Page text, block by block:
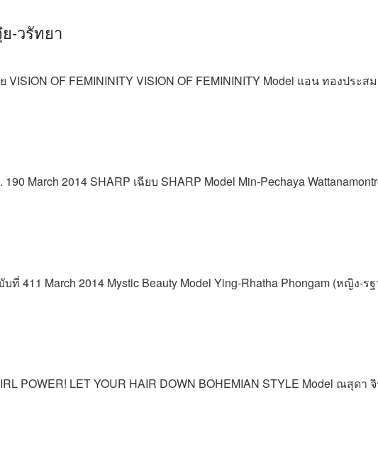
-วรัทยา
OF FEMININITY VISION OF FEMININITY Model แอน ทองประ
March 2014 SHARP เฉียบ SHARP Model Min-Pechaya
ที่ 411 March 2014 Mystic Beauty Model Ying-Rhatha Phongam (หญิง-ร
POWER! LET YOUR HAIR DOWN BOHEMIAN STYLE Model ณสุดา